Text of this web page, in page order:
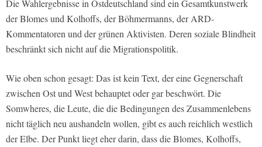
Die Wahlergebnisse in Ostdeutschland sind ein Gesamtkunstwerk
der Blomes und Kolhoffs, der Böhmermanns, der ARD-
Kommentatoren und der grünen Aktivisten. Deren soziale Blindheit
beschränkt sich nicht auf die Migrationspolitik.
Wie oben schon gesagt: Das ist kein Text, der eine Gegnerschaft
zwischen Ost und West behauptet oder gar beschwört. Die
Somwheres, die Leute, die die Bedingungen des Zusammenlebens
nicht täglich neu aushandeln wollen, gibt es auch reichlich westlich
der Elbe. Der Punkt liegt eher darin, dass die Blomes, Kolhoffs,